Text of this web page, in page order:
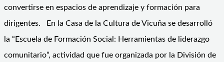
convertirse en espacios de aprendizaje y formación para
dirigentes. En la Casa de la Cultura de Vicuña se desarrolló
la “Escuela de Formación Social: Herramientas de liderazgo
comunitario”, actividad que fue organizada por la División de